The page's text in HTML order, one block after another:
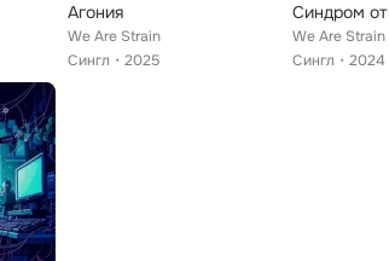
Агония
We Are Strain
Сингл
2025
Синдром
We Are Strain
Сингл
2024